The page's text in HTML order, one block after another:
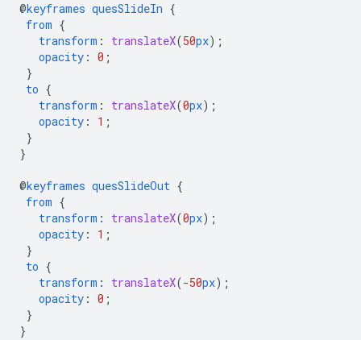
@keyframes quesSlideIn {
from {
transform : translateX(50px);
opacity : 0 ;
}
to {
transform : translateX(0px);
opacity : 1 ;
}
}
@keyframes quesSlideOut {
from {
transform : translateX(0px);
opacity : 1 ;
}
to {
transform : translateX(-50px);
opacity : 0 ;
}
}